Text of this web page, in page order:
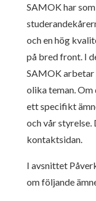
SAMOK har
och en hög
på bred front. I
SAMOK arbetar
olika teman. Om
ett specifikt
och vår
kontaktsidan.
I avsnittet
om följande